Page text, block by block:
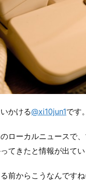
かける@xi10jun1です。
ローカルニュースで
てきたと情報が出てい
前からこうなんです